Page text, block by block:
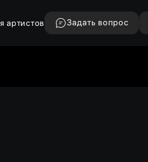
артистов Задать вопрос